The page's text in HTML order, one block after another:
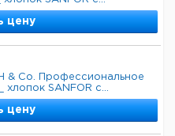
цену
& Co. Профессиональное
SANFOR с...
цену